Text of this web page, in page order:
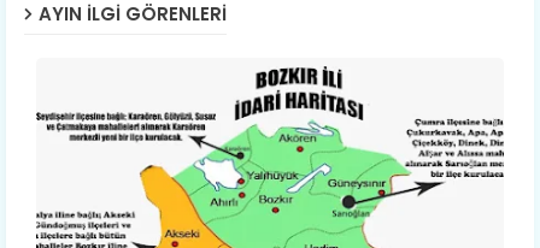
AYIN İLGI GÖRENLERI